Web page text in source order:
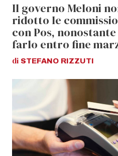
Il governo Meloni
ridotto le
con Pos,
farlo entro fine
di STEFANO RIZZUTI